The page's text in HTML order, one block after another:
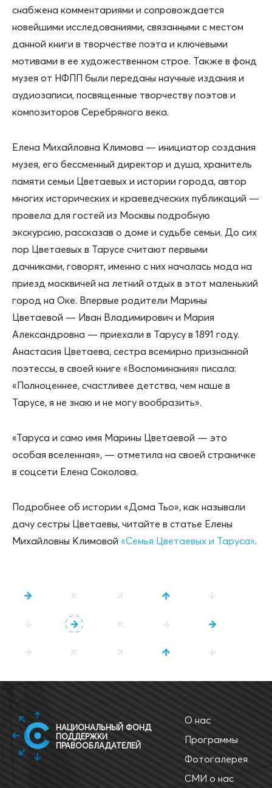
снабжена комментариями и сопровождается
новейшими исследованиями, связанными с местом
данной книги в творчестве поэта и ключевыми
мотивами в ее художественном строе. Также в фонд
музея от НФПП были переданы научные издания и
аудиозаписи, посвященные творчеству поэтов и
композиторов Серебряного века.
Елена Михайловна Климова — инициатор создания
музея, его бессменный директор и душа, хранитель
памяти семьи Цветаевых и истории города, автор
многих исторических и краеведческих публикаций —
провела для гостей из Москвы подробную
экскурсию, рассказав о доме и судьбе семьи. До сих
пор Цветаевых в Тарусе считают первыми
дачниками, говорят, именно с них началась мода на
приезд москвичей на летний отдых в этот маленький
город на Оке. Впервые родители Марины
Цветаевой — Иван Владимирович и Мария
Александровна — приехали в Тарусу в 1891 году.
Анастасия Цветаева, сестра всемирно признанной
поэтессы, в своей книге «Воспоминания» писала:
«Полноценнее, счастливее детства, чем наше в
Тарусе, я не знаю и не могу вообразить».
«Таруса и само имя Марины Цветаевой — это
особая вселенная», — отметила на своей страничке
в соцсети Елена Соколова.
Подробнее об истории «Дома Тьо», как называли
дачу сестры Цветаевы, читайте в статье Елены
Михайловны Климовой «Семья Цветаевых и Таруса».
НАЦИОНАЛЬНЫЙ ФОНД
ПОДДЕРЖКИ
ПРАВООБЛАДАТЕЛЕЙ
О нас
Программы
Фотогалерея
СМИ о нас